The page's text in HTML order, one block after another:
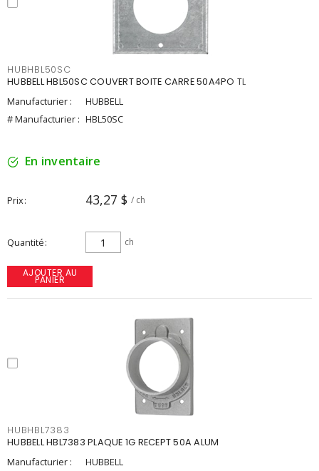
HUBHBL50SC
HUBBELL HBL50SC COUVERT BOITE CARRE 50A4PO TL
Manufacturier :
HUBBELL
# Manufacturier : HBL50SC
En inventaire
Prix 43,27 $ / ch
Quantité ch
AJOUTER AU
PANIER
HUBHBL7383
HUBBELL HBL7383 PLAQUE 1G RECEPT 50A ALUM
Manufacturier :
HUBBELL